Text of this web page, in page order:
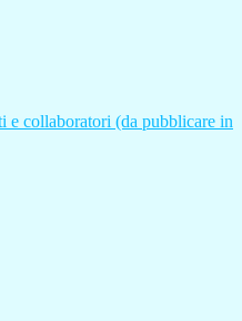
e collaboratori (da pubblicare in